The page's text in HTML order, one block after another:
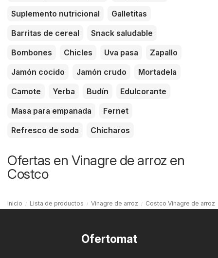
Suplemento nutricional
Galletitas
Barritas de cereal
Snack saludable
Bombones
Chicles Uva pasa
Zapallo
Jamón cocido
Jamón crudo
Mortadela
Camote
Yerba Budín
Edulcorante
Masa para empanada
Fernet
Refresco de soda
Chícharos
Ofertas en Vinagre de arroz en
Costco
Inicio Lista de productos Vinagre de arroz Costco Vinagre de arroz
Ofertomat